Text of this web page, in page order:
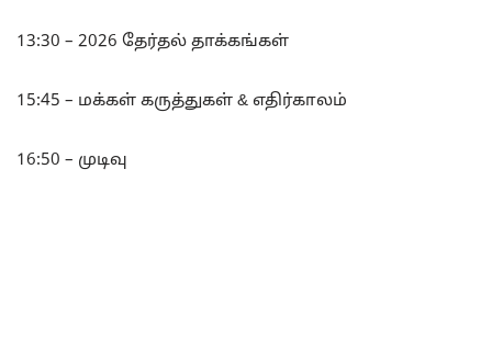
13:30 – 2026 தேர்தல் தாக்கங்கள்
15:45 – மக்கள் கருத்துகள் & எதிர்காலம்
16:50 – முடிவு